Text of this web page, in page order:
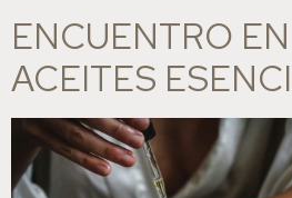
ENCUENTRO
ACEITES